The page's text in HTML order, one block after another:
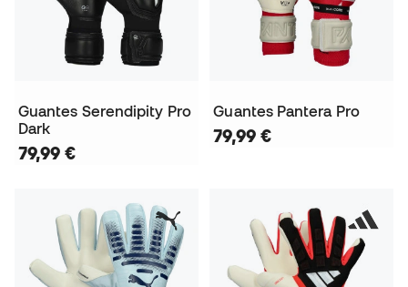
Guantes Serendipity Pro
Dark
79,99 €
Guantes Pantera Pro
79,99 €